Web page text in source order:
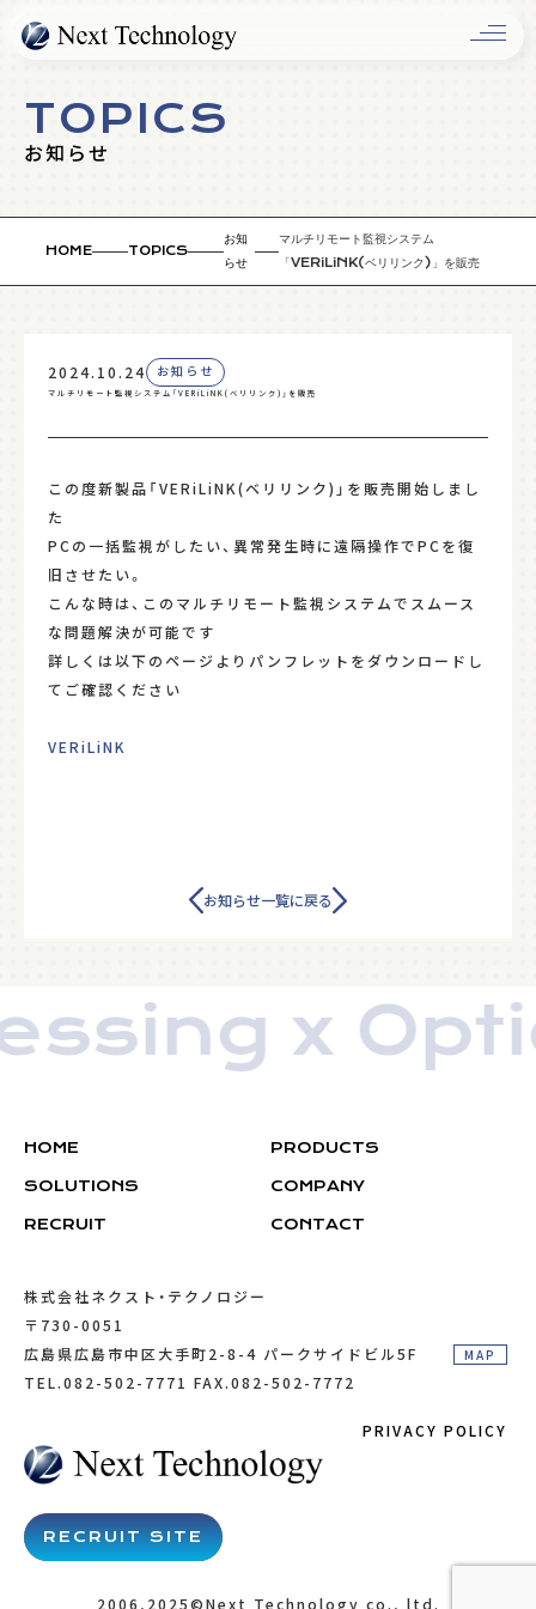
RECRUIT
TOPICS
お知らせ
HOME TOPICS
お知
らせ
マルチリモート監視システム
「VERiLiNK(ベリリンク)」を販売
2024.10.24 お知らせ
マルチリモート監視システム「VERiLiNK(ベリリンク)」を販売
この度新製品「VERiLiNK(ベリリンク)」を販売開始しまし
た
PCの一括監視がしたい、異常発生時に遠隔操作でPCを復
旧させたい。
こんな時は、このマルチリモート監視システムでスムース
な問題解決が可能です
詳しくは以下のページよりパンフレットをダウンロードし
てご確認ください
VERiLiNK
お知らせ一覧に戻る
x
RECRUIT SITE
HOME PRODUCTS
SOLUTIONS COMPANY
RECRUIT CONTACT
株式会社ネクスト・テクノロジー
〒730-0051
広島県広島市中区大手町2-8-4 パークサイドビル5F
MAP
TEL.082-502-7771 FAX.082-502-7772
PRIVACY POLICY
2006,2025©Next Technology co., ltd.